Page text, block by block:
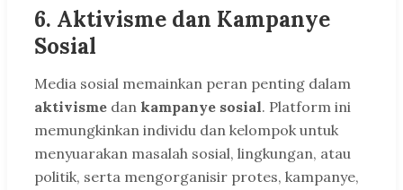
6. Aktivisme dan Kampanye
Sosial
Media sosial memainkan peran penting dalam
aktivisme dan kampanye sosial. Platform ini
memungkinkan individu dan kelompok untuk
menyuarakan masalah sosial, lingkungan, atau
politik, serta mengorganisir protes, kampanye,